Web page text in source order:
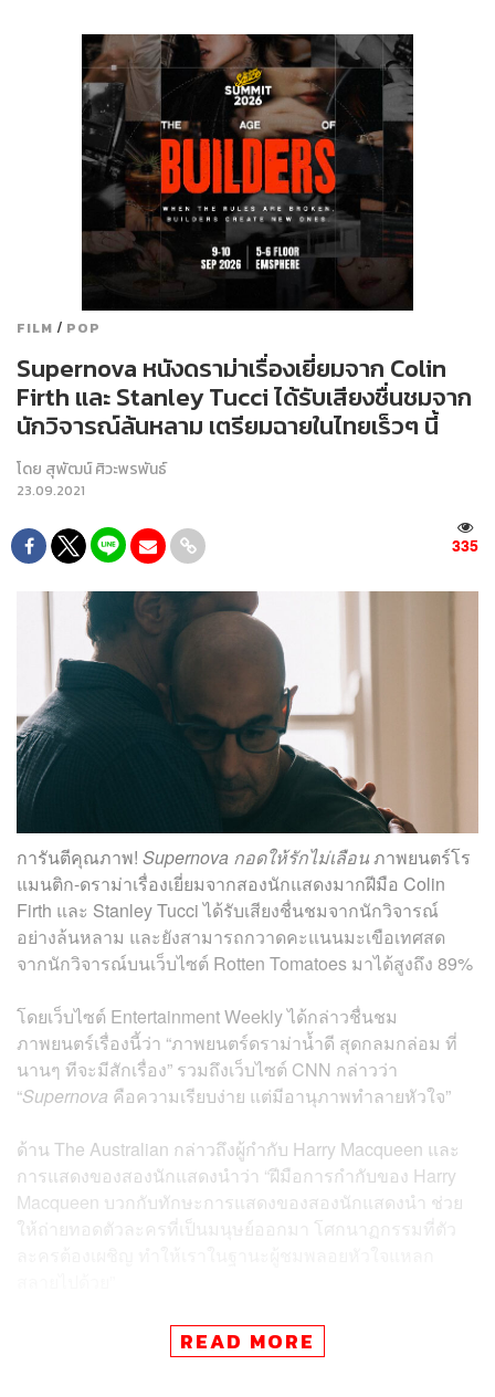
FILM / POP
Supernova หนังดราม่าเรื่องเยี่ยมจาก Colin
Firth และ Stanley Tucci ได้รับเสียงชื่นชมจาก
นักวิจารณ์ล้นหลาม เตรียมฉายในไทยเร็วๆ นี้
โดย สุพัฒน์ ศิวะพรพันธ์
23.09.2021
335
การันตีคุณภาพ! Supernova กอดให้รักไม่เลือนภาพยนตร์โร
แมนติก-ดราม่าเรื่องเยี่ยมจากสองนักแสดงมากฝีมือ Colin
Firth และ Stanley Tucci ได้รับเสียงชื่นชมจากนักวิจารณ์
อย่างล้นหลาม และยังสามารถกวาดคะแนนมะเขือเทศสด
จากนักวิจารณ์บนเว็บไซต์ Rotten Tomatoes มาได้สูงถึง 89%
โดยเว็บไซต์ Entertainment Weekly ได้กล่าวชื่นชม
ภาพยนตร์เรื่องนี้ว่า “ภาพยนตร์ดราม่าน้ำดี สุดกลมกล่อม ที่
นานๆ ทีจะมีสักเรื่อง” รวมถึงเว็บไซต์ CNN กล่าวว่า
“Supernova คือความเรียบง่าย แต่มีอานุภาพทำลายหัวใจ”
ด้าน The Australian กล่าวถึงผู้กำกับ Harry Macqueen และ
การแสดงของสองนักแสดงนำว่า “ฝีมือการกำกับของ Harry
Macqueen บวกกับทักษะการแสดงของสองนักแสดงนำ ช่วย
ให้ถ่ายทอดตัวละครที่เป็นมนุษย์ออกมา โศกนาฏกรรมที่ตัว
READ MORE